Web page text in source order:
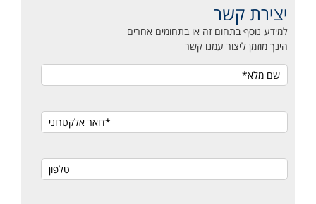
יצירת קשר
למידע נוסף בתחום זה או בתחומים אחרים
הינך מוזמן ליצור עמנו קשר